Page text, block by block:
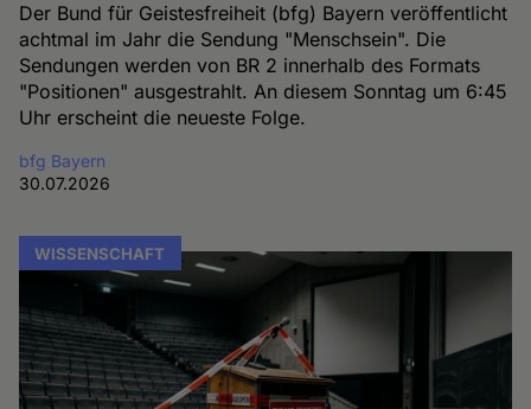
Der Bund für Geistesfreiheit (bfg) Bayern veröffentlicht
achtmal im Jahr die Sendung "Menschsein". Die
Sendungen werden von BR 2 innerhalb des Formats
"Positionen" ausgestrahlt. An diesem Sonntag um 6:45
Uhr erscheint die neueste Folge.
bfg Bayern
30.07.2026
WISSENSCHAFT